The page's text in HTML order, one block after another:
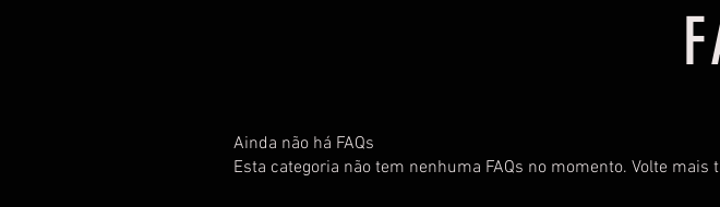
Ainda não há FAQs
Esta categoria não tem nenhuma FAQs no momento. Volte